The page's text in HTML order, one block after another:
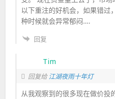
以下重注的好机会，如果错过
种时候就会异常郁闷….
回复
Tim
回复给江湖夜雨十年灯
从我观察到的很多现在做价投